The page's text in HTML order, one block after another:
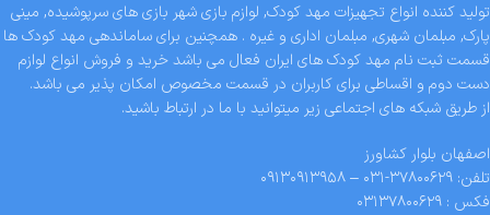
تولید کننده انواع تجهیزات مهد کودک, لوازم بازی شهر بازی های سرپوشیده, مینی
پارک, مبلمان شهری, مبلمان اداری و غیره . همچنین برای ساماندهی مهد کودک ها
قسمت ثبت نام مهد کودک های ایران فعال می باشد خرید و فروش انواع لوازم
دست دوم و اقساطی برای کاربران در قسمت مخصوص امکان پذیر می باشد.
از طریق شبکه های اجتماعی زیر میتوانید با ما در ارتباط باشید.
اصفهان بلوار کشاورز
تلفن: ۳۷۸۰۰۶۲۹-۰۳۱ – ۰۹۱۳۰۹۱۳۹۵۸
فکس : ۰۳۱۳۷۸۰۰۶۲۹